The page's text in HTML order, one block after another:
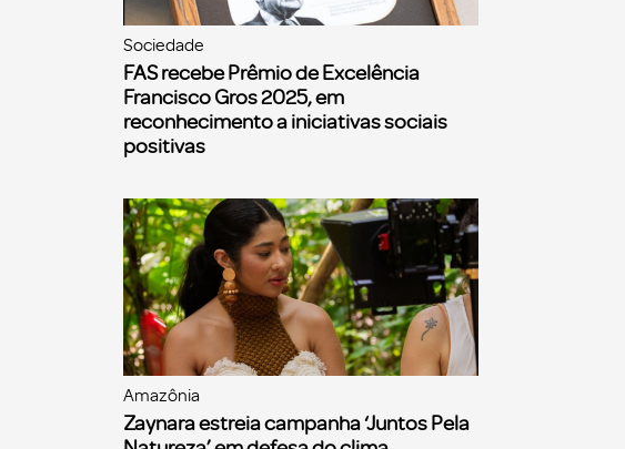
Sociedade
FAS recebe Prêmio de Excelência
Francisco Gros 2025, em
reconhecimento a iniciativas sociais
positivas
Amazônia
Zaynara estreia campanha ‘Juntos Pela